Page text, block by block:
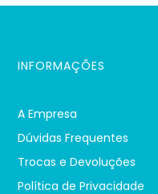
INFORMAÇÕES
A Empresa
Dúvidas Frequentes
Trocas e Devoluções
Política de Privacidade